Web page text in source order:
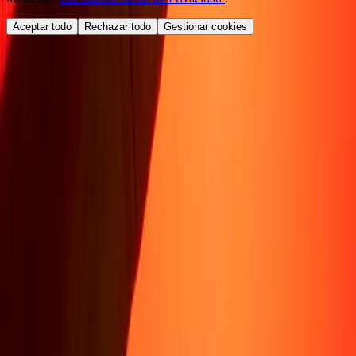
Aceptar todo Rechazar todo Gestionar cookies